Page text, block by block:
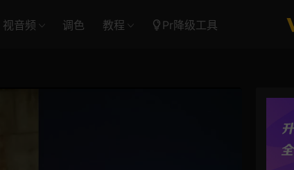
视音频 调色 教程 Pr降级工具